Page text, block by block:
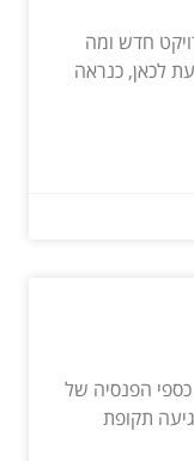
חדש ומה
לכאן, כנראה
כספי הפנסיה של
תקופת